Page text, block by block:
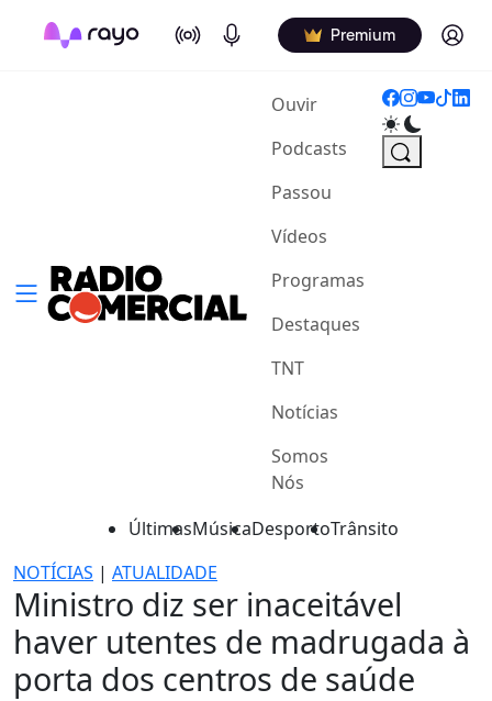
On Air Podcasts Premium Log in
Ouvir(current)
Podcasts
Passou
Vídeos
Programas
Destaques
TNT
Notícias
Somos
Nós
ÚltimasMúsicaDesportoTrânsito
NOTÍCIAS | ATUALIDADE
Ministro diz ser inaceitável
haver utentes de madrugada à
porta dos centros de saúde